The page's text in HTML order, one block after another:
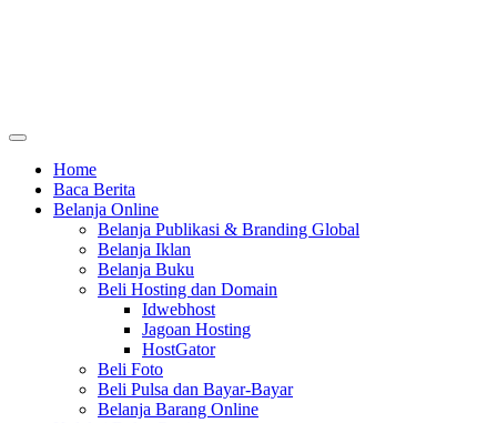
Home
Baca Berita
Belanja Online
Belanja Publikasi & Branding Global
Belanja Iklan
Belanja Buku
Beli Hosting dan Domain
Idwebhost
Jagoan Hosting
HostGator
Beli Foto
Beli Pulsa dan Bayar-Bayar
Belanja Barang Online